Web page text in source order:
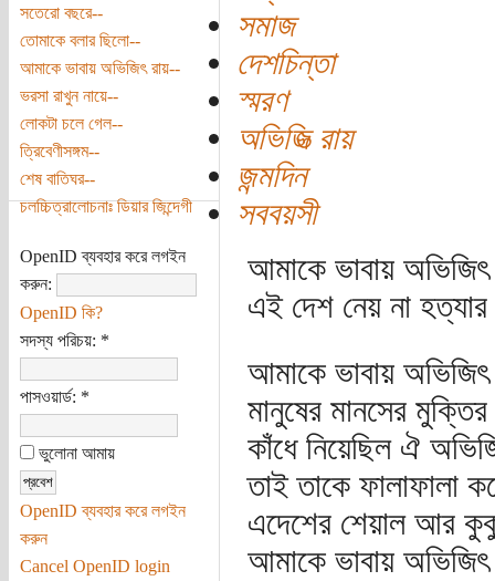
সতেরো বছরে--
তোমাকে বলার ছিলো--
আমাকে ভাবায় অভিজিৎ রায়--
ভরসা রাখুন নায়ে--
লোকটা চলে গেল--
ত্রিবেণীসঙ্গম--
শেষ বাতিঘর--
চলচ্চিত্রালোচনাঃ ডিয়ার জিন্দেগী
OpenID ব্যবহার করে লগইন
করুন:
OpenID কি?
সদস্য পরিচয়: *
পাসওয়ার্ড: *
ভুলোনা আমায়
OpenID ব্যবহার করে লগইন
করুন
Cancel OpenID login
সমাজ
দেশচিন্তা
স্মরণ
অভিজিত্‍ রায়
জন্মদিন
সববয়সী
আমাকে ভাবায় অভিজিৎ
এই দেশ নেয় না
আমাকে ভাবায় অভিজিৎ
মানুষের মানসের মুক্তির
কাঁধে নিয়েছিল ঐ
তাই তাকে ফালাফালা
এদেশের শেয়াল আর
আমাকে ভাবায়